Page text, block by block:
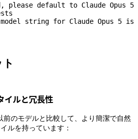
please default to Claude Opus 5
イルと冗長性
のモデルと比較して、より簡潔で自然
ルを持っています：